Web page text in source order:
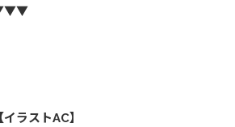
ラストAC】